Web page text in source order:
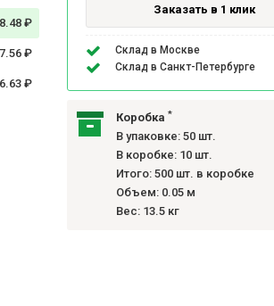
Заказать в 1 клик
Склад в Москве
Склад в Санкт-Петербурге
Коробка *
В упаковке: 50 шт.
В коробке: 10 шт.
Итого: 500 шт. в коробке
Объем: 0.05 м
Вес: 13.5 кг
₽
₽
₽